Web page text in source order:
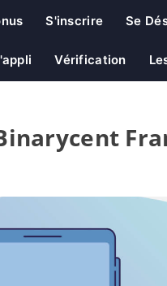
S'inscrire Se
Vérification